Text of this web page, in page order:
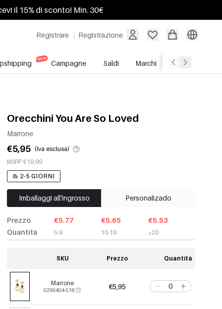
il 15% di sconto! Min. 30€
Registrare Registrazione
Campagne Saldi Marchi Servizio
Orecchini You Are So Loved
Marrone
€5,95 (Iva esclusa)
MSRP €19,99
2-5 GIORNI
Imballaggi all'ingrosso Personalizado
Prezzo
Quantità
€5.77
5-9
€5.65
10-19
€5.53
≥20
SKU Prezzo Quantità
Marrone
0296404-518 €5,95